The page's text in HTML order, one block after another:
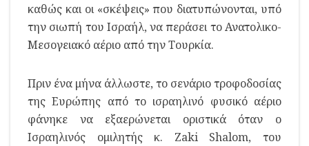
καθώς και οι «σκέψεις» που διατυπώνονται, υπό
την σιωπή του Ισραήλ, να περάσει το Ανατολικο-
Μεσογειακό αέριο από την Τουρκία.
Πριν ένα μήνα άλλωστε, το σενάριο τροφοδοσίας
της Ευρώπης από το ισραηλινό φυσικό αέριο
φάνηκε να εξαερώνεται οριστικά όταν ο
Ισραηλινός ομιλητής κ. Zaki Shalom, του